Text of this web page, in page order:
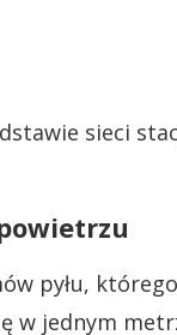
sieci
pyłu,
jednym